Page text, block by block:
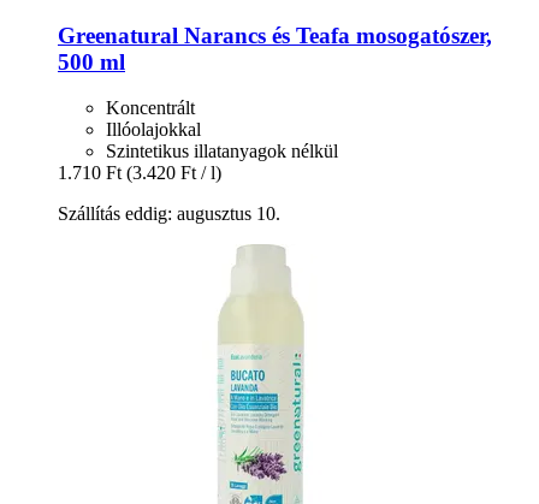
Greenatural Narancs és Teafa mosogatószer,
500 ml
Koncentrált
Illóolajokkal
Szintetikus illatanyagok nélkül
1.710 Ft (3.420 Ft / l)
Szállítás eddig: augusztus 10.